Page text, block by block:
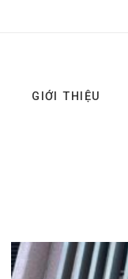
GIỚI THIỆU